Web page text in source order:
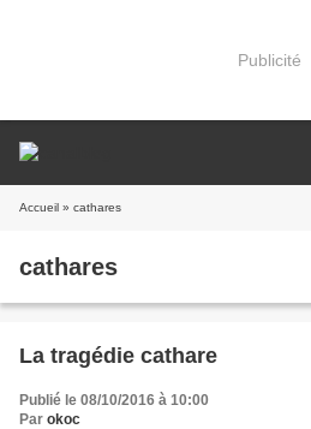
Publicité
Accueil » cathares
cathares
La tragédie cathare
Publié le 08/10/2016 à 10:00
Par okoc